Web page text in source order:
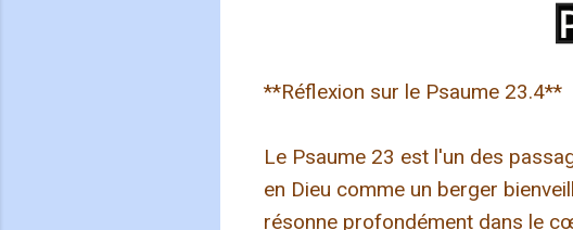
**Réflexion sur le Psaume 23.4**
Le Psaume 23 est l'un des
en Dieu comme un berger
résonne profondément dans le